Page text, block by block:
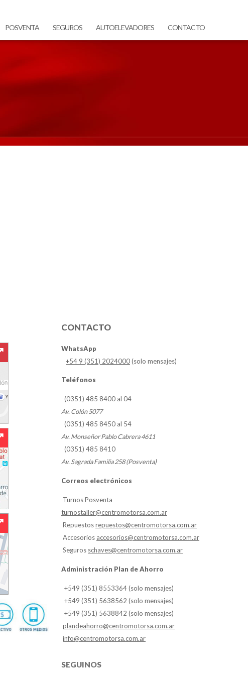
POSVENTA SEGUROS AUTOELEVADORES CONTACTO
CONTACTO
WhatsApp
+54 9 (351) 2024000(solo mensajes)
Teléfonos
(0351) 485 8400 al 04
Av. Colón 5077
(0351) 485 8450 al 54
Av. Monseñor Pablo Cabrera 4611
(0351) 485 8410
Av. Sagrada Familia 258 (Posventa)
Correos electrónicos
Turnos Posventa
turnostaller@centromotorsa.com.ar
Repuestosrepuestos@centromotorsa.com.ar
Accesorios accesorios@centromotorsa.com.ar
Seguros schaves@centromotorsa.com.ar
Administración Plan de Ahorro
+549 (351) 8553364 (solo mensajes)
+549 (351) 5638562 (solo mensajes)
+549 (351) 5638842 (solo mensajes)
plandeahorro@centromotorsa.com.ar
info@centromotorsa.com.ar
SEGUINOS